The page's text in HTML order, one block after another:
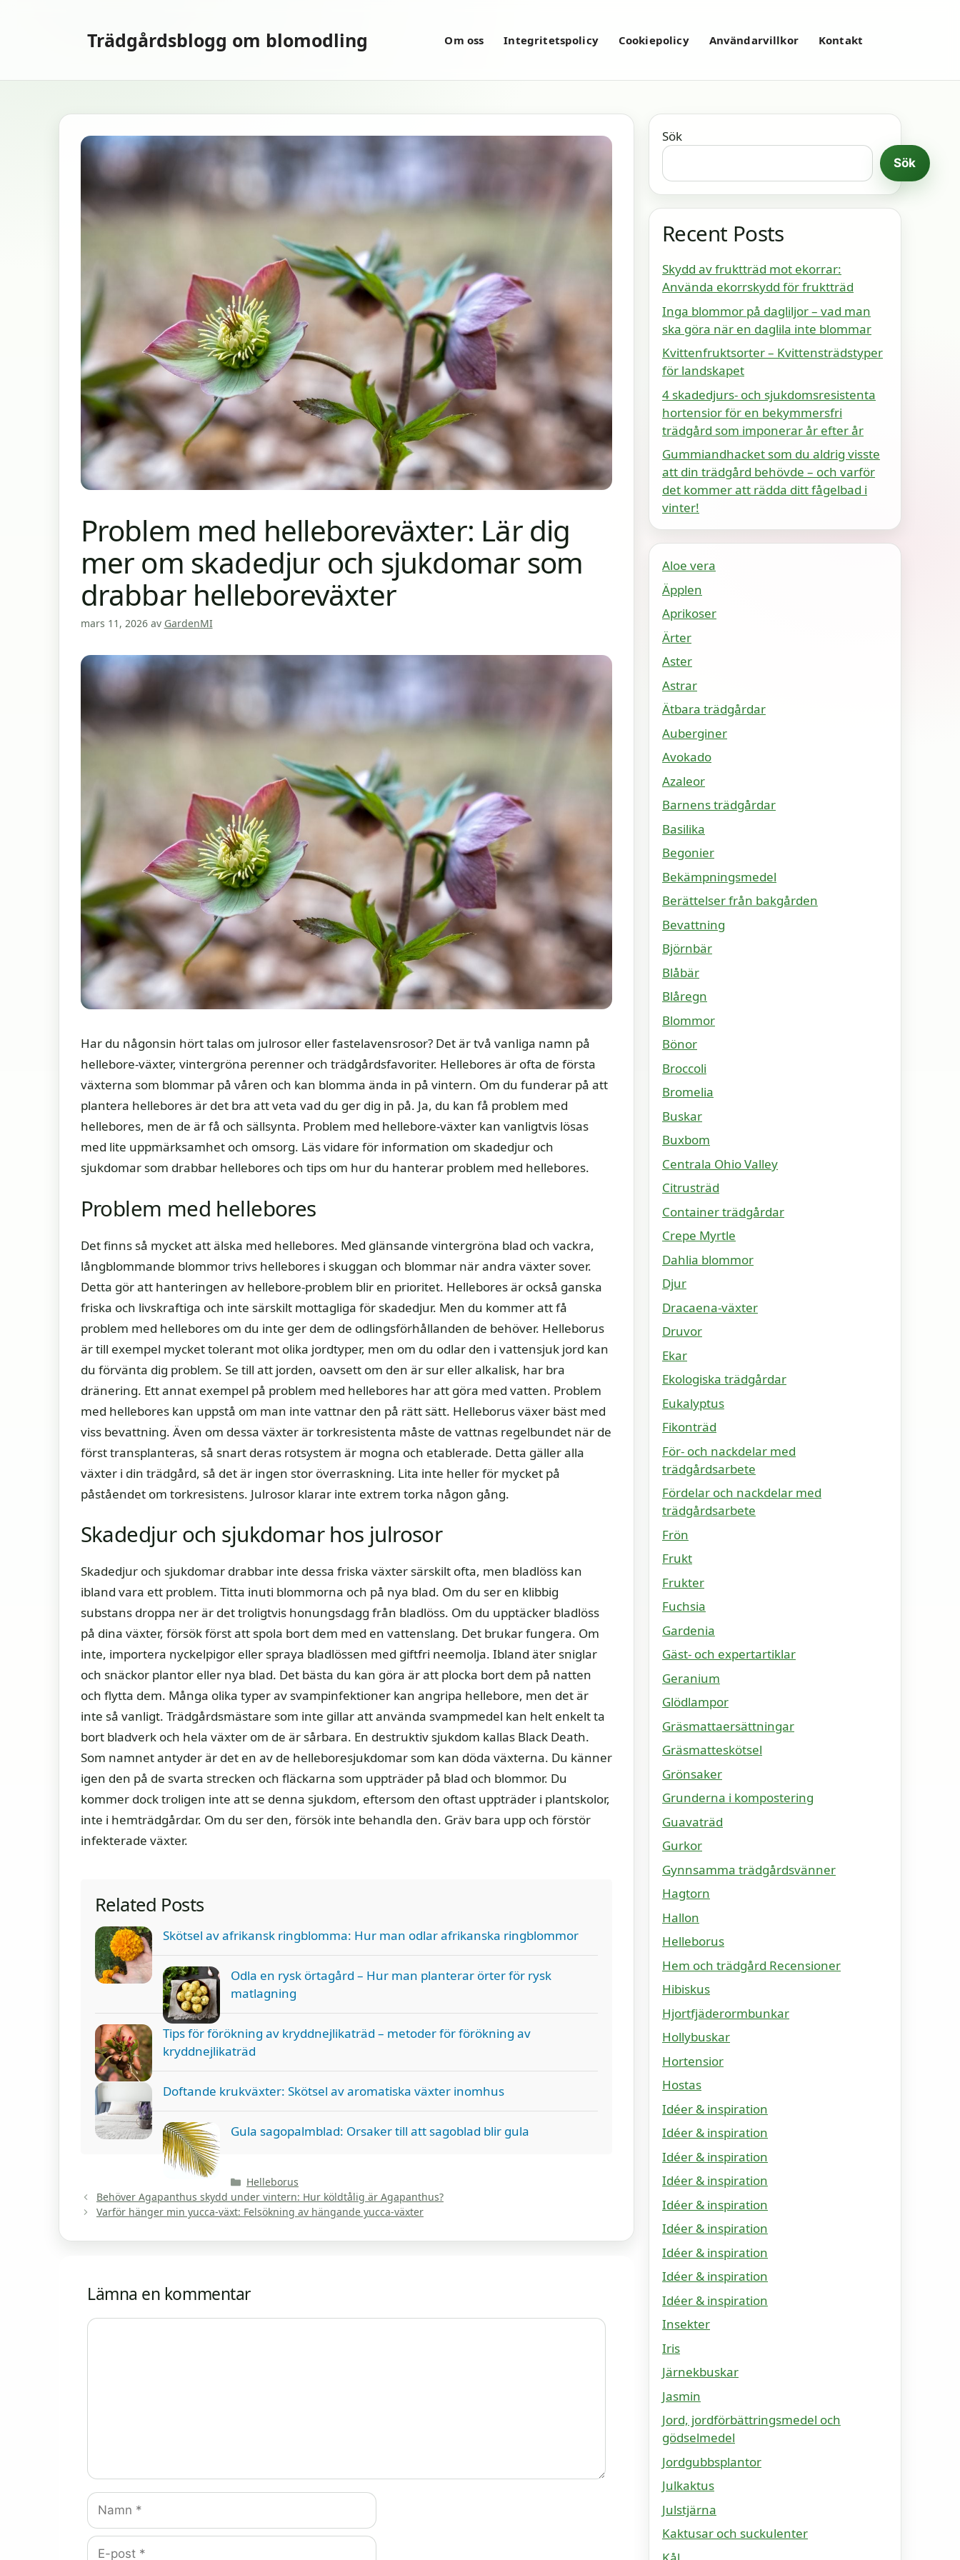
Trädgårdsblogg om blomodling Om oss Integritetspolicy Cookiepolicy Användarvillkor Kontakt
Problem med helleboreväxter: Lär dig
mer om skadedjur och sjukdomar som
drabbar helleboreväxter
mars 11, 2026 av GardenMI
Har du någonsin hört talas om julrosor eller fastelavensrosor? Det är två vanliga namn på
hellebore-växter, vintergröna perenner och trädgårdsfavoriter. Hellebores är ofta de första
växterna som blommar på våren och kan blomma ända in på vintern. Om du funderar på att
plantera hellebores är det bra att veta vad du ger dig in på. Ja, du kan få problem med
hellebores, men de är få och sällsynta. Problem med hellebore-växter kan vanligtvis lösas
med lite uppmärksamhet och omsorg. Läs vidare för information om skadedjur och
sjukdomar som drabbar hellebores och tips om hur du hanterar problem med hellebores.
Problem med hellebores
Det finns så mycket att älska med hellebores. Med glänsande vintergröna blad och vackra,
långblommande blommor trivs hellebores i skuggan och blommar när andra växter sover.
Detta gör att hanteringen av hellebore-problem blir en prioritet. Hellebores är också ganska
friska och livskraftiga och inte särskilt mottagliga för skadedjur. Men du kommer att få
problem med hellebores om du inte ger dem de odlingsförhållanden de behöver. Helleborus
är till exempel mycket tolerant mot olika jordtyper, men om du odlar den i vattensjuk jord kan
du förvänta dig problem. Se till att jorden, oavsett om den är sur eller alkalisk, har bra
dränering. Ett annat exempel på problem med hellebores har att göra med vatten. Problem
med hellebores kan uppstå om man inte vattnar den på rätt sätt. Helleborus växer bäst med
viss bevattning. Även om dessa växter är torkresistenta måste de vattnas regelbundet när de
först transplanteras, så snart deras rotsystem är mogna och etablerade. Detta gäller alla
växter i din trädgård, så det är ingen stor överraskning. Lita inte heller för mycket på
påståendet om torkresistens. Julrosor klarar inte extrem torka någon gång.
Skadedjur och sjukdomar hos julrosor
Skadedjur och sjukdomar drabbar inte dessa friska växter särskilt ofta, men bladlöss kan
ibland vara ett problem. Titta inuti blommorna och på nya blad. Om du ser en klibbig
substans droppa ner är det troligtvis honungsdagg från bladlöss. Om du upptäcker bladlöss
på dina växter, försök först att spola bort dem med en vattenslang. Det brukar fungera. Om
inte, importera nyckelpigor eller spraya bladlössen med giftfri neemolja. Ibland äter sniglar
och snäckor plantor eller nya blad. Det bästa du kan göra är att plocka bort dem på natten
och flytta dem. Många olika typer av svampinfektioner kan angripa hellebore, men det är
inte så vanligt. Trädgårdsmästare som inte gillar att använda svampmedel kan helt enkelt ta
bort bladverk och hela växter om de är sårbara. En destruktiv sjukdom kallas Black Death.
Som namnet antyder är det en av de helleboresjukdomar som kan döda växterna. Du känner
igen den på de svarta strecken och fläckarna som uppträder på blad och blommor. Du
kommer dock troligen inte att se denna sjukdom, eftersom den oftast uppträder i plantskolor,
inte i hemträdgårdar. Om du ser den, försök inte behandla den. Gräv bara upp och förstör
infekterade växter.
Related Posts
Skötsel av afrikansk ringblomma: Hur man odlar afrikanska ringblommor
Odla en rysk örtagård – Hur man planterar örter för rysk
matlagning
Tips för förökning av kryddnejlikaträd – metoder för förökning av
kryddnejlikaträd
Doftande krukväxter: Skötsel av aromatiska växter inomhus
Gula sagopalmblad: Orsaker till att sagoblad blir gula
Kategorier
Helleborus
Behöver Agapanthus skydd under vintern: Hur köldtålig är Agapanthus?
Varför hänger min yucca-växt: Felsökning av hängande yucca-växter
Lämna en kommentar
Kommentar
Namn
E-
Sök
Sök
Recent Posts
Skydd av fruktträd mot ekorrar:
Använda ekorrskydd för fruktträd
Inga blommor på dagliljor – vad man
ska göra när en daglila inte blommar
Kvittenfruktsorter – Kvittensträdstyper
för landskapet
4 skadedjurs- och sjukdomsresistenta
hortensior för en bekymmersfri
trädgård som imponerar år efter år
Gummiandhacket som du aldrig visste
att din trädgård behövde – och varför
det kommer att rädda ditt fågelbad i
vinter!
Aloe vera
Äpplen
Aprikoser
Ärter
Aster
Astrar
Ätbara trädgårdar
Auberginer
Avokado
Azaleor
Barnens trädgårdar
Basilika
Begonier
Bekämpningsmedel
Berättelser från bakgården
Bevattning
Björnbär
Blåbär
Blåregn
Blommor
Bönor
Broccoli
Bromelia
Buskar
Buxbom
Centrala Ohio Valley
Citrusträd
Container trädgårdar
Crepe Myrtle
Dahlia blommor
Djur
Dracaena-växter
Druvor
Ekar
Ekologiska trädgårdar
Eukalyptus
Fikonträd
För- och nackdelar med
trädgårdsarbete
Fördelar och nackdelar med
trädgårdsarbete
Frön
Frukt
Frukter
Fuchsia
Gardenia
Gäst- och expertartiklar
Geranium
Glödlampor
Gräsmattaersättningar
Gräsmatteskötsel
Grönsaker
Grunderna i kompostering
Guavaträd
Gurkor
Gynnsamma trädgårdsvänner
Hagtorn
Hallon
Helleborus
Hem och trädgård Recensioner
Hibiskus
Hjortfjäderormbunkar
Hollybuskar
Hortensior
Hostas
Idéer & inspiration
Idéer & inspiration
Idéer & inspiration
Idéer & inspiration
Idéer & inspiration
Idéer & inspiration
Idéer & inspiration
Idéer & inspiration
Idéer & inspiration
Insekter
Iris
Järnekbuskar
Jasmin
Jord, jordförbättringsmedel och
gödselmedel
Jordgubbsplantor
Julkaktus
Julstjärna
Kaktusar och suckulenter